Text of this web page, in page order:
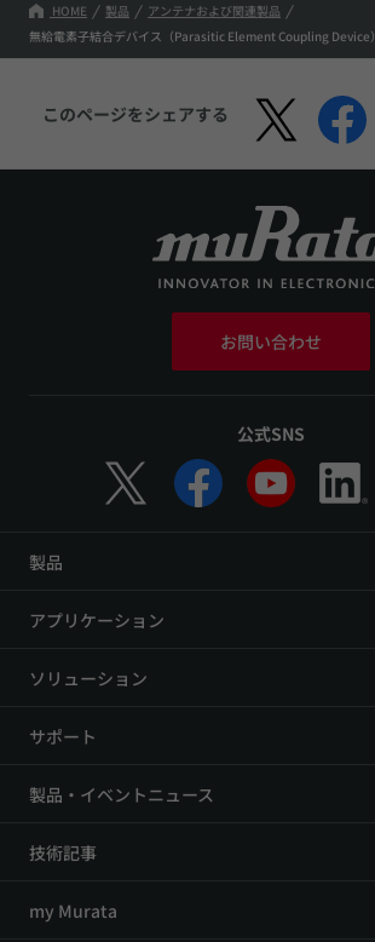
HOME 製品
アンテナおよび関連製品
無給電素子結合デバイス（Parasitic Element Coupling Device）
このページをシェアする
お問い合わせ
公式SNS
製品
アプリケーション
ソリューション
サポート
製品・イベントニュース
技術記事
my Murata